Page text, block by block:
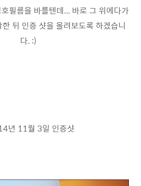
필름을 바를텐데... 바로 그 위에다가
뒤 인증 샷을 올려보도록 하겠습니
다. :)
년 11월 3일 인증샷